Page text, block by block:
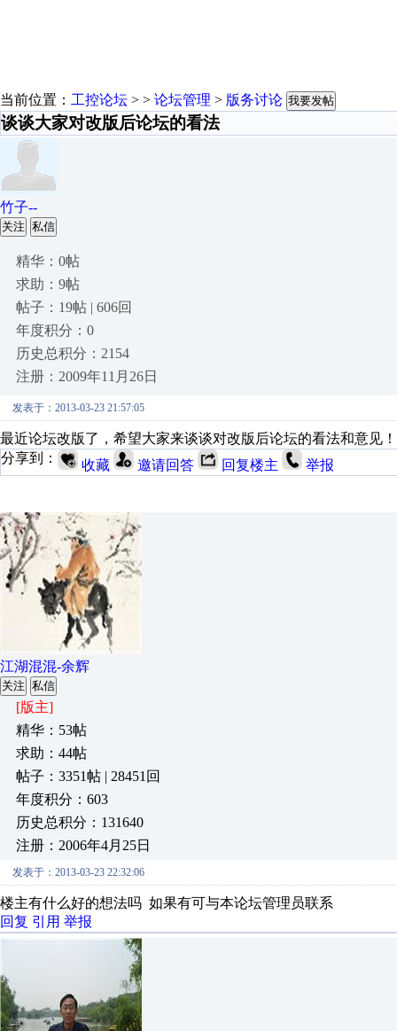
当前位置： 工控论坛 > > 论坛管理 > 版务讨论 我要发帖
谈谈大家对改版后论坛的看法
竹子--
关注 私信
精华：0帖
求助：9帖
帖子：19帖 | 606回
年度积分：0
历史总积分：2154
注册：2009年11月26日
发表于：2013-03-23 21:57:05
最近论坛改版了，希望大家来谈谈对改版后论坛的看法和意见！
分享到：
收藏 邀请回答 回复楼主 举报
江湖混混-余辉
关注 私信
[版主]
精华：53帖
求助：44帖
帖子：3351帖 | 28451回
年度积分：603
历史总积分：131640
注册：2006年4月25日
发表于：2013-03-23 22:32:06
楼主有什么好的想法吗 如果有可与本论坛管理员联系
回复 引用 举报